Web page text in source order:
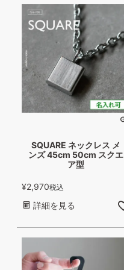
SQUARE ネックレス メ
ンズ 45cm 50cm スクエ
ア型
¥2,970税込
詳細を見る